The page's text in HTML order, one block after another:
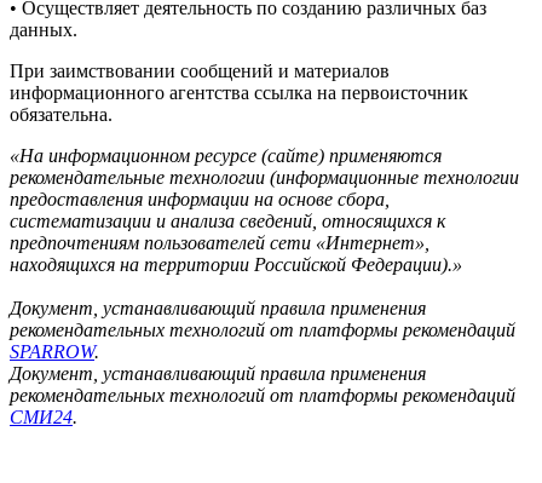
• Осуществляет деятельность по созданию различных баз
данных.
При заимствовании сообщений и материалов
информационного агентства ссылка на первоисточник
обязательна.
«На информационном ресурсе (сайте) применяются
рекомендательные технологии (информационные технологии
предоставления информации на основе сбора,
систематизации и анализа сведений, относящихся к
предпочтениям пользователей сети «Интернет»,
находящихся на территории Российской Федерации).»
Документ, устанавливающий правила применения
рекомендательных технологий от платформы рекомендаций
SPARROW.
Документ, устанавливающий правила применения
рекомендательных технологий от платформы рекомендаций
СМИ24.